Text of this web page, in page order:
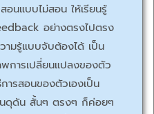
นแบบไม่สอน ให้เรียนรู้
อย่างตรงไปตรง
ามรู้แบบจับต้องได้ เป็น
พการเปลี่ยนแปลงของตัว
ารสอนของตัวเองเป็น
ดุดัน สั้นๆ ตรงๆ ก็ค่อยๆ